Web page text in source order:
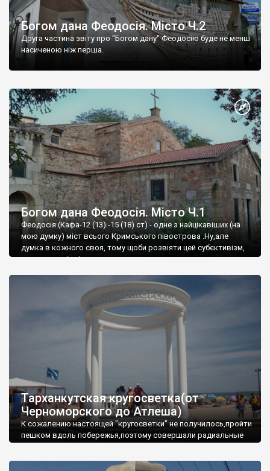
Богом дана Феодосія. Місто Ч.2
Друга частина звіту про "Богом дану" Феодосію буде не менш
насиченою ніж перша.
Богом дана Феодосія. Місто Ч.1
Феодосія (Кафа-12 (13) -15 (18) ст) - одне з найцікавіших (на
мою думку) міст всього Кримського півострова .Ну,але
думка в кожного своя, тому щоби розвіяти цей субєктивізм,
запрошую відвідати це
Тарханкутская кругосветка(от
Черноморского до Атлеша)
К сожалению настоящей "кругосветки" не получилось,пройти
пешком вдоль побережья,поэтому совершали радиальные